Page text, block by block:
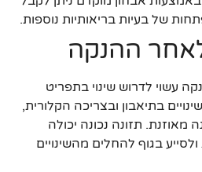
של בעיות בריאותיות נוספות.
לאחר ההנקה
עשוי לדרוש שינוי בתפריט
בתיאבון ובצריכה הקלורית,
מאוזנת. תזונה נכונה יכולה
בגוף להחלים מהשינויים